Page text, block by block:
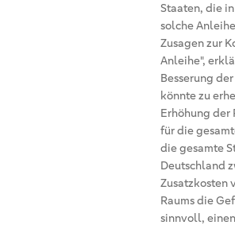
Staaten, die
solche
Zusagen zur
Anleihe",
Besserung
könnte zu
Erhöhung der
für die
die gesamte
Deutschland
Zusatzkosten
Raums die
sinnvoll,